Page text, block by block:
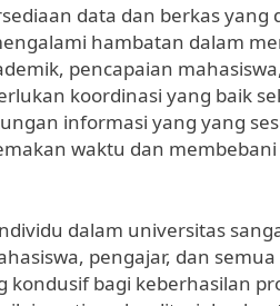
data dan berkas
hambatan dalam
pencapaian
koordinasi yang baik
informasi yang yang
waktu dan
dalam universitas
pengajar, dan
bagi keberhasilan